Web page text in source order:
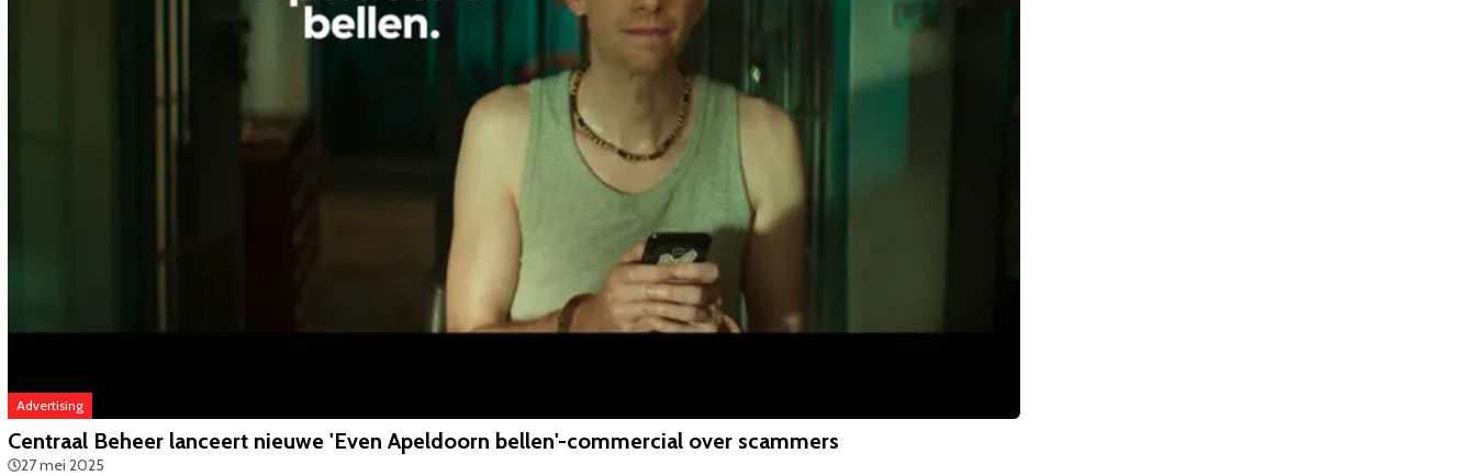
Advertising
Centraal Beheer lanceert nieuwe 'Even Apeldoorn bellen'-commercial over scammers
27 mei 2025